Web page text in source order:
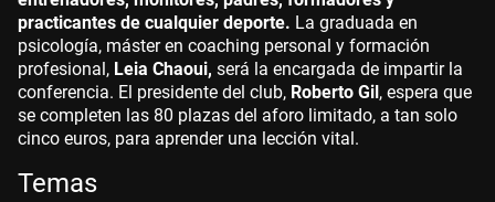
practicantes de cualquier deporte. La graduada en
psicología, máster en coaching personal y formación
profesional, Leia Chaoui, será la encargada de impartir la
conferencia. El presidente del club, Roberto Gil, espera que
se completen las 80 plazas del aforo limitado, a tan solo
cinco euros, para aprender una lección vital.
Temas